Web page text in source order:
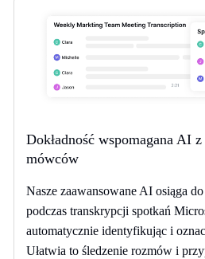
Dokładność wspomagana AI
mówców
Nasze zaawansowane AI osiąga
podczas transkrypcji spotkań
automatycznie identyfikując i
Ułatwia to śledzenie rozmów i